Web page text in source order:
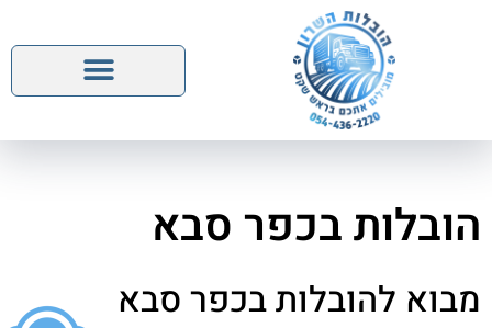
הובלות בכפר סבא
מבוא להובלות בכפר סבא